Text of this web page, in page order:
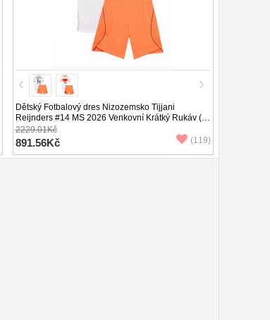
Dětský Fotbalový dres Nizozemsko Tijjani
Reijnders #14 MS 2026 Venkovní Krátký Rukáv (+
trenýrky)
2229.01Kč
891.56Kč (119)